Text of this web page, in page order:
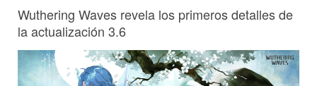
Wuthering Waves revela los primeros detalles de
la actualización 3.6